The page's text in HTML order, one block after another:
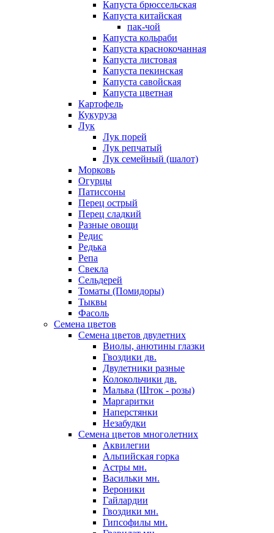
Капуста брюссельская
Капуста китайская
пак-чой
Капуста кольраби
Капуста краснокочанная
Капуста листовая
Капуста пекинская
Капуста савойская
Капуста цветная
Картофель
Кукуруза
Лук
Лук порей
Лук репчатый
Лук семейный (шалот)
Морковь
Огурцы
Патиссоны
Перец острый
Перец сладкий
Разные овощи
Редис
Редька
Репа
Свекла
Сельдерей
Томаты (Помидоры)
Тыквы
Фасоль
Семена цветов
Семена цветов двулетних
Виолы, анютины глазки
Гвоздики дв.
Двулетники разные
Колокольчики дв.
Мальва (Шток - розы)
Маргаритки
Наперстянки
Незабудки
Семена цветов многолетних
Аквилегии
Альпийская горка
Астры мн.
Васильки мн.
Вероники
Гайлардии
Гвоздики мн.
Гипсофилы мн.